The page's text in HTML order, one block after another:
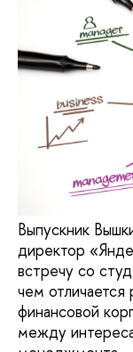
Выпускник
директор
встречу со
чем отличается
финансовой
между